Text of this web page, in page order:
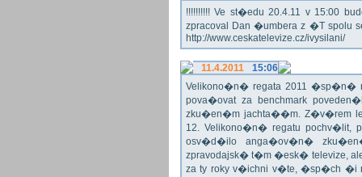
!!!!!!!!!! Ve st�edu 20.4.11 v 15:00
zpracoval Dan �umbera z �T spolu
http://www.ceskatelevize.cz/ivysilani/
11.4.2011
15:06
Velikono�n� regata 2011 �sp�n�
pova�ovat za benchmark
zku�en�m jachta��m. Z�v�rem
12. Velikono�n� regatu
osv�d�ilo anga�ov�n�
zpravodajsk� t�m �esk� televize,
za ty roky v�ichni v�te, �sp�ch